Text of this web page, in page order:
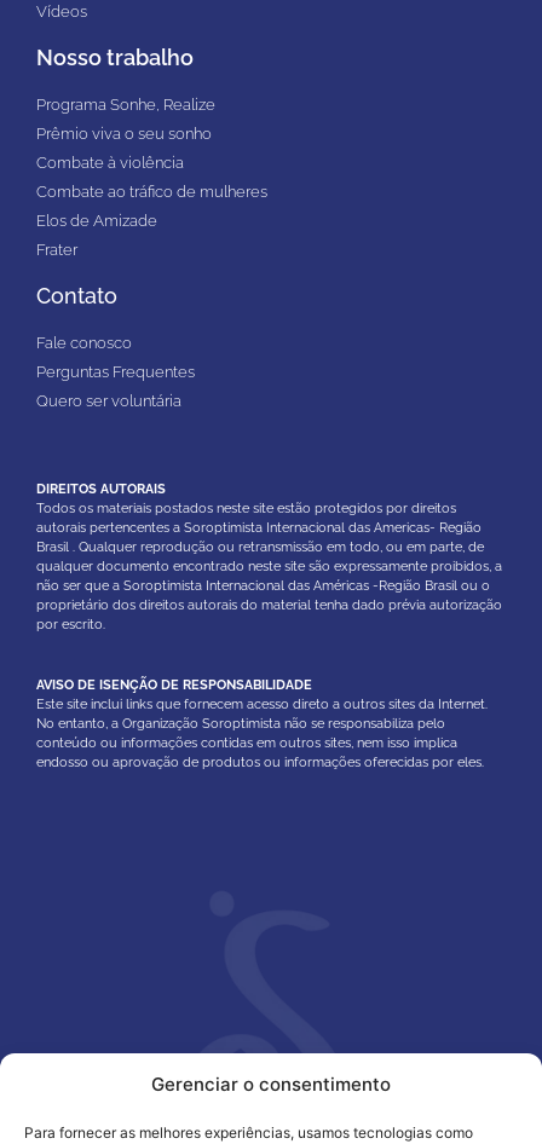
Gerenciar o consentimento
Para fornecer as melhores experiências, usamos tecnologias como
Vídeos
Nosso trabalho
Programa Sonhe, Realize
Prêmio viva o seu sonho
Combate à violência
Combate ao tráfico de mulheres
Elos de Amizade
Frater
Contato
Fale conosco
Perguntas Frequentes
Quero ser voluntária
DIREITOS AUTORAIS
Todos os materiais postados neste site estão protegidos por direitos
autorais pertencentes a Soroptimista Internacional das Americas- Região
Brasil . Qualquer reprodução ou retransmissão em todo, ou em parte, de
qualquer documento encontrado neste site são expressamente proibidos, a
não ser que a Soroptimista Internacional das Américas -Região Brasil ou o
proprietário dos direitos autorais do material tenha dado prévia autorização
por escrito.
AVISO DE ISENÇÃO DE RESPONSABILIDADE
Este site inclui links que fornecem acesso direto a outros sites da Internet.
No entanto, a Organização Soroptimista não se responsabiliza pelo
conteúdo ou informações contidas em outros sites, nem isso implica
endosso ou aprovação de produtos ou informações oferecidas por eles.